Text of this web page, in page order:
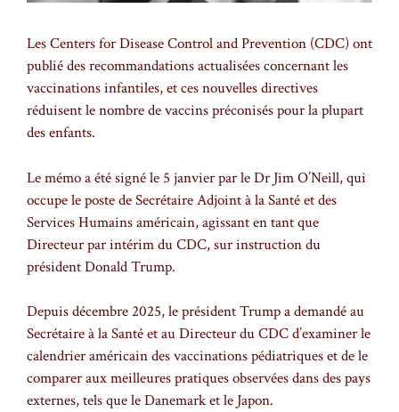
Les Centers for Disease Control and Prevention (CDC) ont
publié des recommandations actualisées concernant les
vaccinations infantiles, et ces nouvelles directives
réduisent le nombre de vaccins préconisés pour la plupart
des enfants.
Le mémo a été signé le 5 janvier par le Dr Jim O’Neill, qui
occupe le poste de Secrétaire Adjoint à la Santé et des
Services Humains américain, agissant en tant que
Directeur par intérim du CDC, sur instruction du
président Donald Trump.
Depuis décembre 2025, le président Trump a demandé au
Secrétaire à la Santé et au Directeur du CDC d’examiner le
calendrier américain des vaccinations pédiatriques et de le
comparer aux meilleures pratiques observées dans des pays
externes, tels que le Danemark et le Japon.